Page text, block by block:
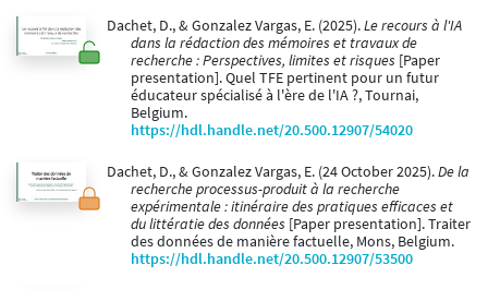
Dachet, D., & Gonzalez Vargas, E. (2025).Le recours à l'IA
dans la rédaction des mémoires et travaux de
recherche : Perspectives, limites et risques [Paper
presentation]. Quel TFE pertinent pour un futur
éducateur spécialisé à l'ère de l'IA ?, Tournai,
Belgium.
https://hdl.handle.net/20.500.12907/54020
Dachet, D., & Gonzalez Vargas, E. (24 October 2025).De la
recherche processus-produit à la recherche
expérimentale : itinéraire des pratiques efficaces et
du littératie des données [Paper presentation]. Traiter
des données de manière factuelle, Mons, Belgium.
https://hdl.handle.net/20.500.12907/53500